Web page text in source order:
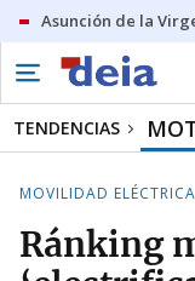
Asunción de la
TENDENCIAS
MOVILIDAD ELÉCTRICA
Ránking